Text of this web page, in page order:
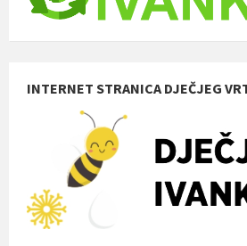
INTERNET STRANICA DJEČJEG